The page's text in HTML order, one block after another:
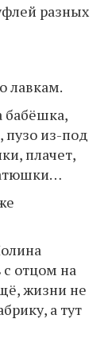
разных
лавкам.
бабёшка,
пузо из-под
плачет,
с отцом на
жизни не
а тут